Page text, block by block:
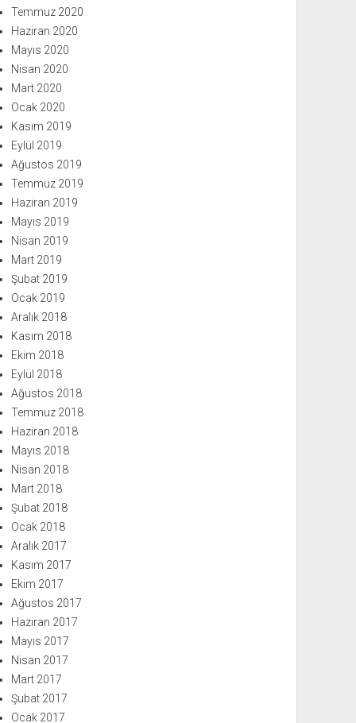
Temmuz 2020
Haziran 2020
Mayıs 2020
Nisan 2020
Mart 2020
Ocak 2020
Kasım 2019
Eylül 2019
Ağustos 2019
Temmuz 2019
Haziran 2019
Mayıs 2019
Nisan 2019
Mart 2019
Şubat 2019
Ocak 2019
Aralık 2018
Kasım 2018
Ekim 2018
Eylül 2018
Ağustos 2018
Temmuz 2018
Haziran 2018
Mayıs 2018
Nisan 2018
Mart 2018
Şubat 2018
Ocak 2018
Aralık 2017
Kasım 2017
Ekim 2017
Ağustos 2017
Haziran 2017
Mayıs 2017
Nisan 2017
Mart 2017
Şubat 2017
Ocak 2017